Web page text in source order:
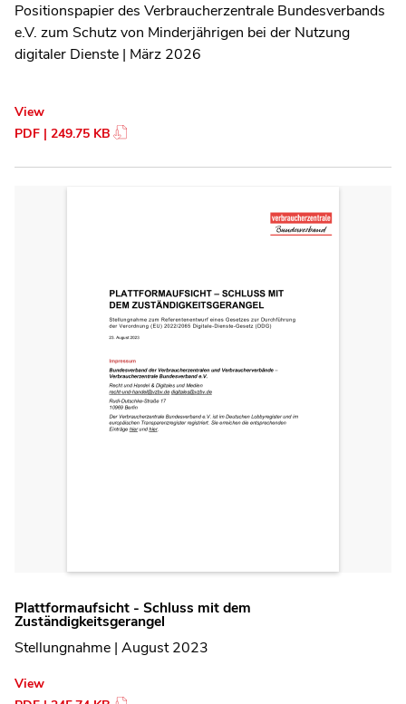
Positionspapier des Verbraucherzentrale Bundesverbands
e.V. zum Schutz von Minderjährigen bei der Nutzung
digitaler Dienste | März 2026
View
PDF | 249.75 KB
Plattformaufsicht - Schluss mit dem
Zuständigkeitsgerangel
Stellungnahme | August 2023
View